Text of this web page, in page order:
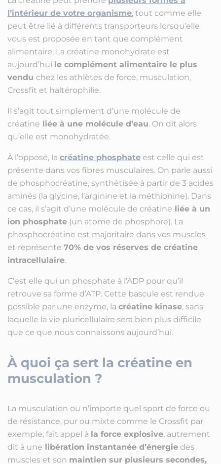
l’intérieur de votre organisme, tout comme elle
peut être lié à différents transporteurs lorsqu’elle
vous est proposée en tant que complément
alimentaire. La créatine monohydrate est
aujourd’hui le complément alimentaire le plus
vendu chez les athlètes de force, musculation,
Crossfit et haltérophilie.
Il s’agit tout simplement d’une molécule de
créatine liée à une molécule d’eau. On dit alors
qu’elle est monohydratée.
À l’opposé, la créatine phosphate est celle qui est
présente dans vos fibres musculaires. On parle aussi
de phosphocréatine, synthétisée à partir de 3 acides
aminés (la glycine, l’arginine et la méthionine). Dans
ce cas, il s’agit d’une molécule de créatine liée à un
ion phosphate (un atome de phosphore). La
phosphocréatine est majoritaire dans vos muscles
et représente 70% de vos réserves de créatine
intracellulaire.
C’est elle qui un phosphate à l’ADP pour qu’il
retrouve sa forme d’ATP. Cette bascule est rendue
possible par une enzyme, la créatine kinase, sans
laquelle la vie pluricellulaire sera bien plus difficile
que ce que nous connaissons aujourd’hui.
À quoi ça sert la créatine en
musculation ?
La musculation ou n’importe quel sport de force ou
de résistance, pur ou mixte comme le Crossfit par
exemple, fait appel à la force explosive, autrement
dit à une libération instantanée d’énergie des
muscles et son maintien sur plusieurs secondes,